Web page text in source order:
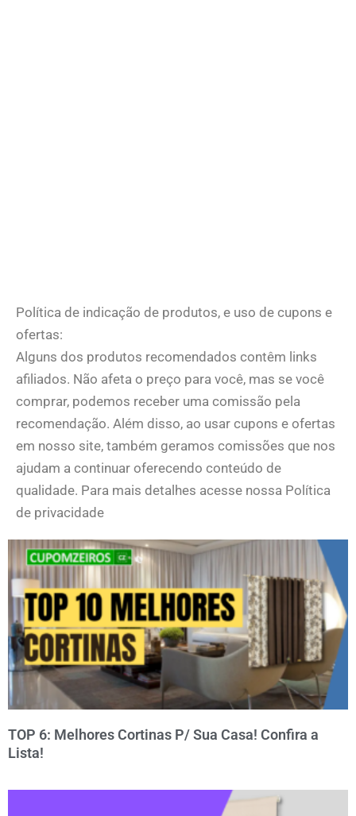
Política de indicação de produtos, e uso de cupons e
ofertas:
Alguns dos produtos recomendados contêm links
afiliados. Não afeta o preço para você, mas se você
comprar, podemos receber uma comissão pela
recomendação. Além disso, ao usar cupons e ofertas
em nosso site, também geramos comissões que nos
ajudam a continuar oferecendo conteúdo de
qualidade. Para mais detalhes acesse nossa Política
de privacidade
TOP 6: Melhores Cortinas P/ Sua Casa! Confira a
Lista!